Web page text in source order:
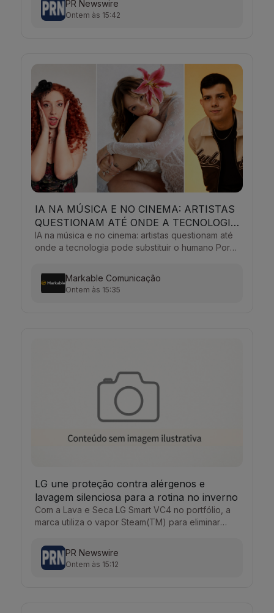
PR Newswire
Ontem às 15:42
IA NA MÚSICA E NO CINEMA: ARTISTAS
QUESTIONAM ATÉ ONDE A TECNOLOGIA
PODE SUBSTITUIR O HUMANO
IA na música e no cinema: artistas questionam até
onde a tecnologia pode substituir o humano Por
Comunicaçã
Markable Comunicação
Ontem às 15:35
LG une proteção contra alérgenos e
lavagem silenciosa para a rotina no inverno
Com a Lava e Seca LG Smart VC4 no portfólio, a
marca utiliza o vapor Steam(TM) para eliminar
PR Newswire
Ontem às 15:12